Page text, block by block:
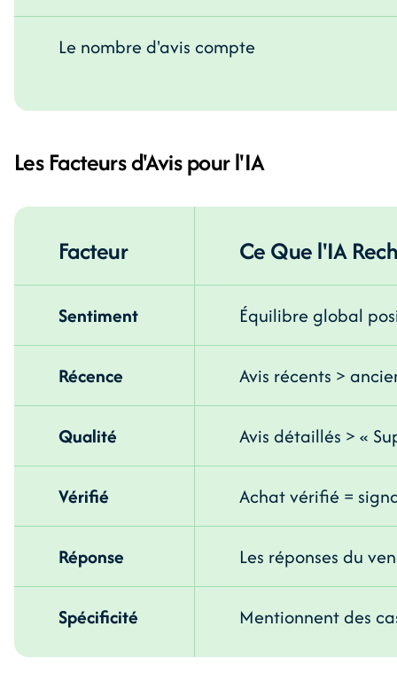
Le nombre d'avis compte
Les Facteurs d'Avis pour l'IA
Facteur Ce Que l'IA
Sentiment Équilibre global
Récence Avis récents >
Qualité Avis détaillés > «
Vérifié Achat vérifié =
Réponse Les réponses du
Spécificité Mentionnent des